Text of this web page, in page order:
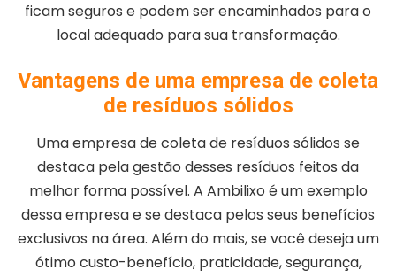
ficam seguros e podem ser encaminhados para o
local adequado para sua transformação.
Vantagens de uma empresa de coleta
de resíduos sólidos
Uma empresa de coleta de resíduos sólidos se
destaca pela gestão desses resíduos feitos da
melhor forma possível. A Ambilixo é um exemplo
dessa empresa e se destaca pelos seus benefícios
exclusivos na área. Além do mais, se você deseja um
ótimo custo-benefício, praticidade, segurança,